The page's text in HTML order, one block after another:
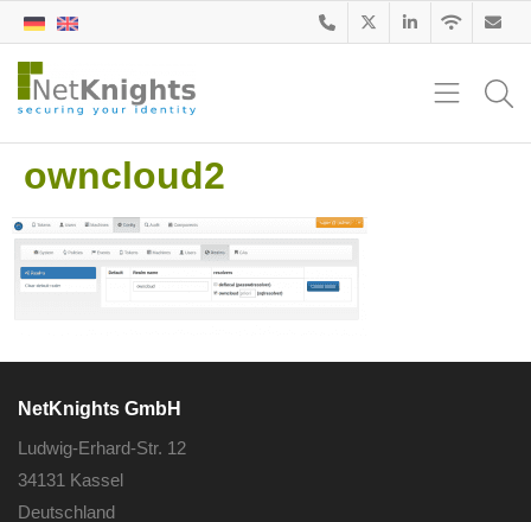
owncloud2
NetKnights GmbH
Ludwig-Erhard-Str. 12
34131 Kassel
Deutschland